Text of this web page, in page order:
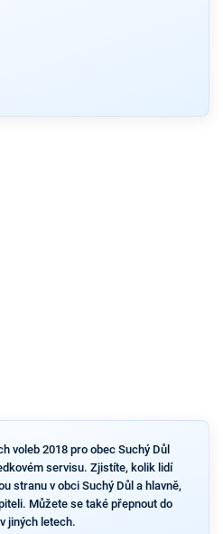
voleb 2018 pro obec Suchý Důl
servisu. Zjistíte, kolik lidí
stranu v obci Suchý Důl a hlavně,
Můžete se také přepnout do
jiných letech.